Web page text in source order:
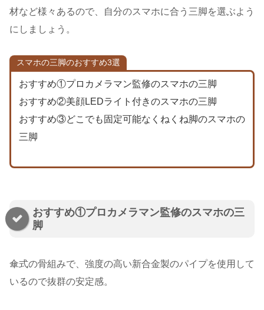
材など様々あるので、自分のスマホに合う三脚を選ぶよう
にしましょう。
スマホの三脚のおすすめ3選
おすすめ①プロカメラマン監修のスマホの三脚
おすすめ②美顔LEDライト付きのスマホの三脚
おすすめ③どこでも固定可能なくねくね脚のスマホの
三脚
おすすめ①プロカメラマン監修のスマホの三
脚
傘式の骨組みで、強度の高い新合金製のパイプを使用して
いるので抜群の安定感。